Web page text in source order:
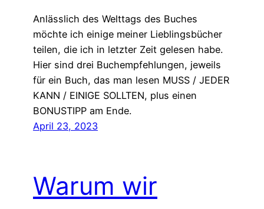
Anlässlich des Welttags des Buches
möchte ich einige meiner Lieblingsbücher
teilen, die ich in letzter Zeit gelesen habe.
Hier sind drei Buchempfehlungen, jeweils
für ein Buch, das man lesen MUSS / JEDER
KANN / EINIGE SOLLTEN, plus einen
BONUSTIPP am Ende.
April 23, 2023
Warum wir